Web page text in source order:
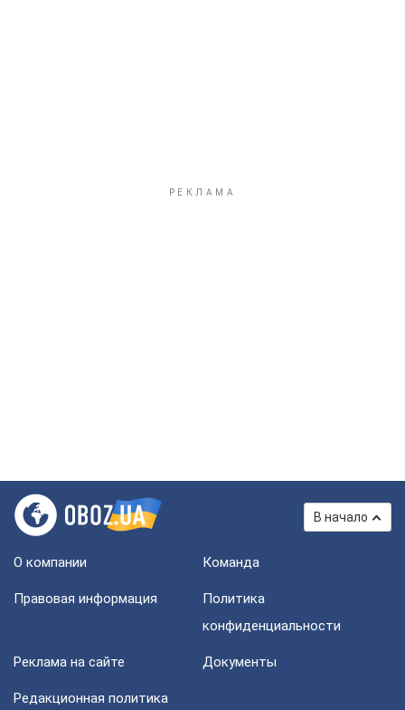
В начало
О компании Команда
Правовая информация
Политика
конфиденциальности
Реклама на сайте Документы
Редакционная политика